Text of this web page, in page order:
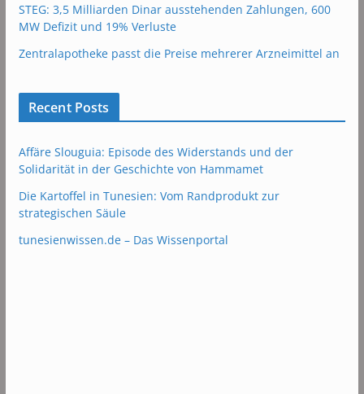
STEG: 3,5 Milliarden Dinar ausstehenden Zahlungen, 600
MW Defizit und 19% Verluste
Zentralapotheke passt die Preise mehrerer Arzneimittel an
Recent Posts
Affäre Slouguia: Episode des Widerstands und der
Solidarität in der Geschichte von Hammamet
Die Kartoffel in Tunesien: Vom Randprodukt zur
strategischen Säule
tunesienwissen.de – Das Wissenportal